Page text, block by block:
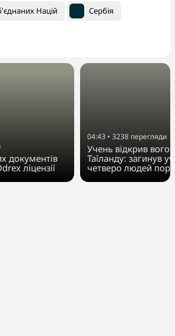
Націй Сербія
документів
ліцензії
04:43 • 3238 перегляди
Учень відкрив
Таїланду: загинув
четверо людей